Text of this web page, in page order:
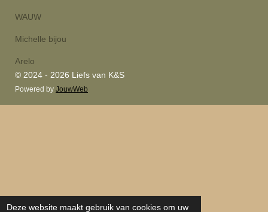
Deze website maakt gebruik van cookies om uw
WAUW
Michelle bijou
Arelo
© 2024 - 2026 Liefs van K&S
Powered by JouwWeb